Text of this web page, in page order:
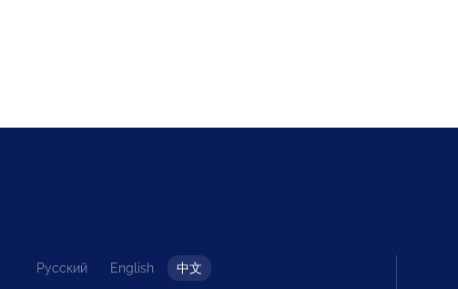
Русский English 中文